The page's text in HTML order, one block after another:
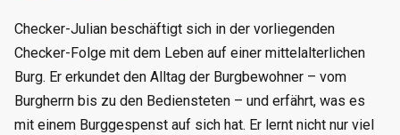
Checker-Julian beschäftigt sich in der vorliegenden
Checker-Folge mit dem Leben auf einer mittelalterlichen
Burg. Er erkundet den Alltag der Burgbewohner – vom
Burgherrn bis zu den Bediensteten – und erfährt, was es
mit einem Burggespenst auf sich hat. Er lernt nicht nur viel